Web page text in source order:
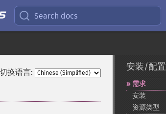
Search docs
切换语言:
安装/配置
需求
安装
资源类型